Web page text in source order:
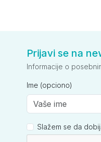
Prijavi se na
Informacije o
Ime (opciono)
Slažem se da